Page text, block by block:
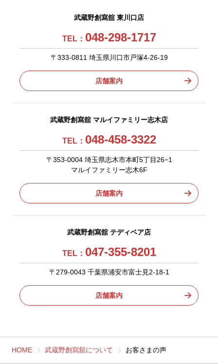
武蔵野創寫舘 東川口店
TEL： 048-298-1717
〒333-0811 埼玉県川口市戸塚4-26-19
店舗案内
武蔵野創寫舘 マルイファミリー志木店
TEL： 048-458-3322
〒353-0004 埼玉県志木市本町5丁目26−1
マルイファミリー志木6F
店舗案内
武蔵野創寫舘 テディベア店
TEL： 047-355-8201
〒279-0043 千葉県浦安市富士見2-18-1
店舗案内
HOME 武蔵野創寫舘について お客さまの声